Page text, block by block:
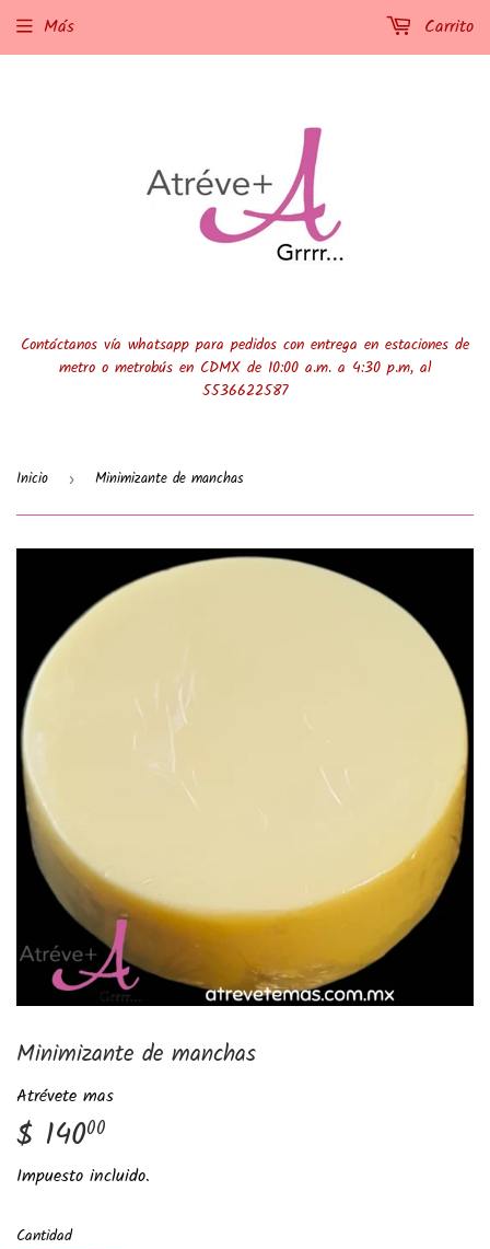
Contáctanos vía whatsapp para pedidos con entrega en estaciones de
metro o metrobús en CDMX de 10:00 a.m. a 4:30 p.m, al
5536622587
Más Carrito
Inicio › Minimizante de manchas
Minimizante de manchas
Atrévete mas
$ 14000
140.00
Impuesto incluido.
Cantidad